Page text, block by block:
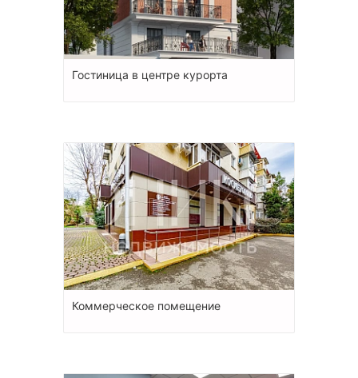
Гостиница в центре курорта
Коммерческое помещение